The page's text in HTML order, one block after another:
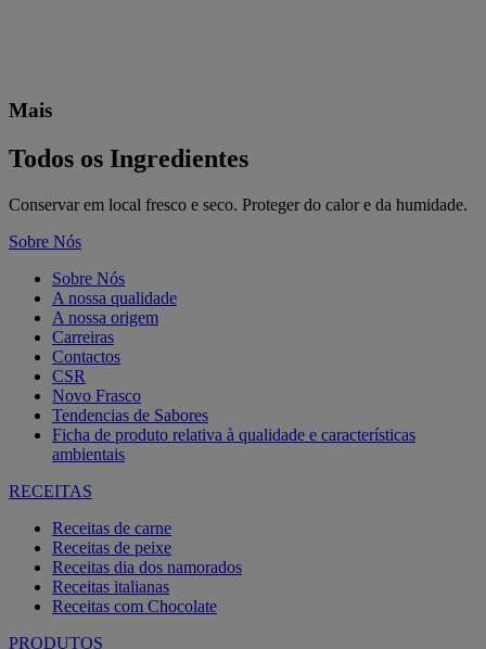
Mais
Todos os Ingredientes
Conservar em local fresco e seco. Proteger do calor e da humidade.
Sobre Nós
Sobre Nós
A nossa qualidade
A nossa origem
Carreiras
Contactos
CSR
Novo Frasco
Tendencias de Sabores
Ficha de produto relativa à qualidade e características
ambientais
RECEITAS
Receitas de carne
Receitas de peixe
Receitas dia dos namorados
Receitas italianas
Receitas com Chocolate
PRODUTOS